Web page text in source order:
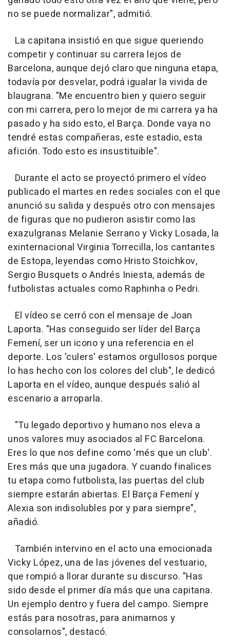
no se puede normalizar", admitió.
La capitana insistió en que sigue queriendo
competir y continuar su carrera lejos de
Barcelona, aunque dejó claro que ninguna etapa,
todavía por desvelar, podrá igualar la vivida de
blaugrana. "Me encuentro bien y quiero seguir
con mi carrera, pero lo mejor de mi carrera ya ha
pasado y ha sido esto, el Barça. Donde vaya no
tendré estas compañeras, este estadio, esta
afición. Todo esto es insustituible".
Durante el acto se proyectó primero el vídeo
publicado el martes en redes sociales con el que
anunció su salida y después otro con mensajes
de figuras que no pudieron asistir como las
exazulgranas Melanie Serrano y Vicky Losada, la
exinternacional Virginia Torrecilla, los cantantes
de Estopa, leyendas como Hristo Stoichkov,
Sergio Busquets o Andrés Iniesta, además de
futbolistas actuales como Raphinha o Pedri.
El vídeo se cerró con el mensaje de Joan
Laporta. "Has conseguido ser líder del Barça
Femení, ser un icono y una referencia en el
deporte. Los 'culers' estamos orgullosos porque
lo has hecho con los colores del club", le dedicó
Laporta en el vídeo, aunque después salió al
escenario a arroparla.
"Tu legado deportivo y humano nos eleva a
unos valores muy asociados al FC Barcelona.
Eres lo que nos define como 'més que un club'.
Eres más que una jugadora. Y cuando finalices
tu etapa como futbolista, las puertas del club
siempre estarán abiertas. El Barça Femení y
Alexia son indisolubles por y para siempre",
añadió.
También intervino en el acto una emocionada
Vicky López, una de las jóvenes del vestuario,
que rompió a llorar durante su discurso. "Has
sido desde el primer día más que una capitana.
Un ejemplo dentro y fuera del campo. Siempre
estás para nosotras, para animarnos y
consolarnos", destacó.